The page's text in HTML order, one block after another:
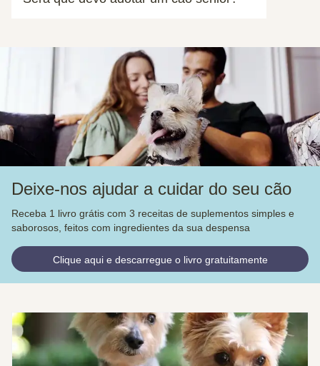
Deixe-nos ajudar a cuidar do seu cão
Receba 1 livro grátis com 3 receitas de suplementos simples e
saborosos, feitos com ingredientes da sua despensa
Clique aqui e descarregue o livro gratuitamente